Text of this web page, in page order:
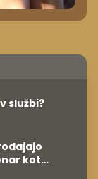
službi?
kot